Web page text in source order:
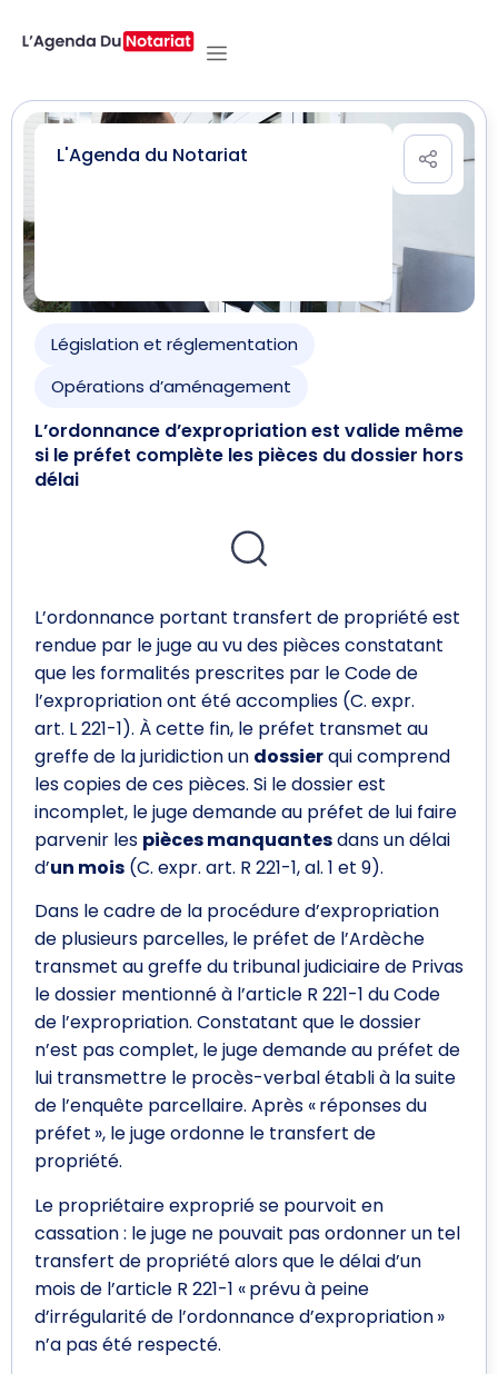
L'Agenda du Notariat
Législation et réglementation
Opérations d’aménagement
L’ordonnance d’expropriation est valide même
si le préfet complète les pièces du dossier hors
délai
L’ordonnance portant transfert de propriété est
rendue par le juge au vu des pièces constatant
que les formalités prescrites par le Code de
l’expropriation ont été accomplies (C. expr.
art. L 221-1). À cette fin, le préfet transmet au
greffe de la juridiction un dossierqui comprend
les copies de ces pièces. Si le dossier est
incomplet, le juge demande au préfet de lui faire
parvenir les pièces manquantesdans un délai
d’un mois (C. expr. art. R 221-1, al. 1 et 9).
Dans le cadre de la procédure d’expropriation
de plusieurs parcelles, le préfet de l’Ardèche
transmet au greffe du tribunal judiciaire de Privas
le dossier mentionné à l’article R 221-1 du Code
de l’expropriation. Constatant que le dossier
n’est pas complet, le juge demande au préfet de
lui transmettre le procès-verbal établi à la suite
de l’enquête parcellaire. Après « réponses du
préfet », le juge ordonne le transfert de
propriété.
Le propriétaire exproprié se pourvoit en
cassation : le juge ne pouvait pas ordonner un tel
transfert de propriété alors que le délai d’un
mois de l’article R 221-1 « prévu à peine
d’irrégularité de l’ordonnance d’expropriation »
n’a pas été respecté.